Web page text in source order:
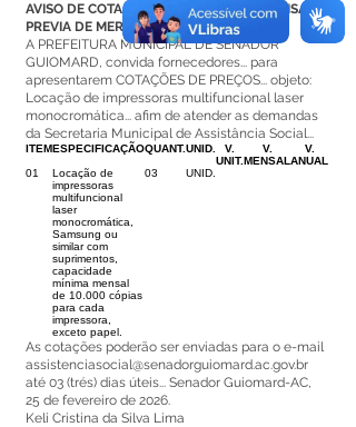
AVISO DE COTAÇÃO PARA FINS DE PESQUISA
PREVIA DE MERCADO
A PREFEITURA MUNICIPAL DE SENADOR
GUIOMARD, convida fornecedores... para
apresentarem COTAÇÕES DE PREÇOS... objeto:
Locação de impressoras multifuncional laser
monocromática... afim de atender as demandas
da Secretaria Municipal de Assistância Social...
ITEMESPECIFICAÇÃOQUANT.UNID.
V.
UNIT.
V.
MENSAL
V.
ANUAL
01
Locação de
impressoras
multifuncional
laser
monocromática,
Samsung ou
similar com
suprimentos,
capacidade
mínima mensal
de 10.000 cópias
para cada
impressora,
exceto papel.
03 UNID.
As cotações poderão ser enviadas para o e-mail
assistenciasocial@senadorguiomard.ac.gov.br
até 03 (trés) dias úteis... Senador Guiomard-AC,
25 de fevereiro de 2026.
Keli Cristina da Silva Lima